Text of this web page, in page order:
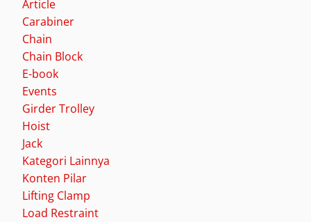
Article
Carabiner
Chain
Chain Block
E-book
Events
Girder Trolley
Hoist
Jack
Kategori Lainnya
Konten Pilar
Lifting Clamp
Load Restraint